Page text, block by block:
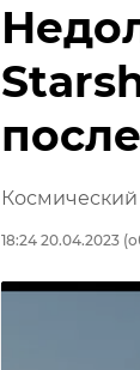
Космический
18:24 20.04.2023